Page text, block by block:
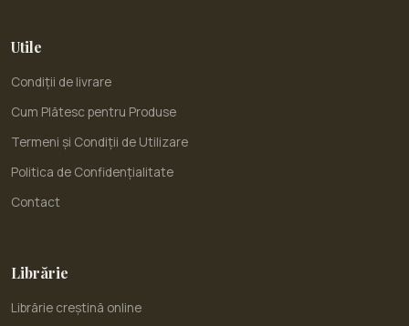
Utile
Condiții de livrare
Cum Plătesc pentru Produse
Termeni și Condiții de Utilizare
Politica de Confidențialitate
Contact
Librărie
Librărie creștină online